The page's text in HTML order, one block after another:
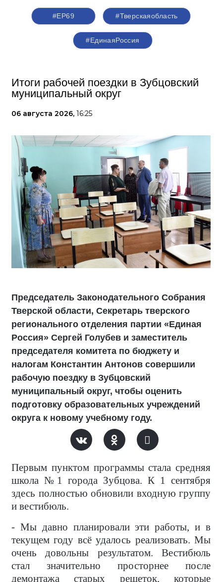
#ЕР69 #Тверскаяобласть
#‎ЕдинаяРоссия
Итоги рабочей поездки в Зубцовский
муниципальный округ
06 августа 2026, 16:25
Председатель Законодательного Собрания
Тверской области, Секретарь тверского
регионального отделения партии «Единая
Россия» Сергей Голубев и заместитель
председателя комитета по бюджету и
налогам Константин Антонов совершили
рабочую поездку в Зубцовский
муниципальный округ, чтобы оценить
подготовку образовательных учреждений
округа к новому учебному году.
Первым пунктом программы стала средняя
школа №1 города Зубцова. К 1 сентября
здесь полностью обновили входную группу
и вестибюль.
- Мы давно планировали эти работы, и в
текущем году всё удалось реализовать. Мы
очень довольны результатом. Вестибюль
стал значительно просторнее после
демонтажа старых решеток, которые